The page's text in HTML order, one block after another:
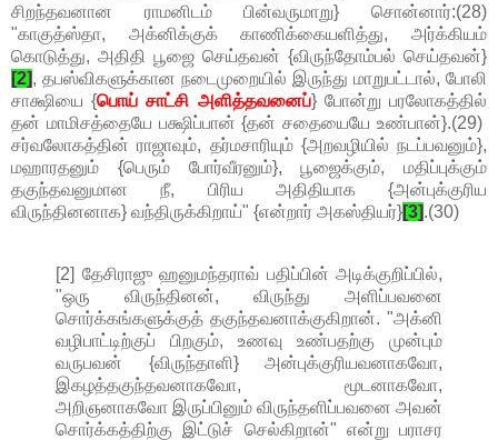
சிறந்தவனான ராமனிடம் பின்வருமாறு} சொன்னார்:(28)
"காகுத்ஸ்தா, அக்னிக்குக் காணிக்கையளித்து, அர்க்கியம்
கொடுத்து, அதிதி பூஜை செய்தவன் {விருந்தோம்பல் செய்தவன்}
[2], தபஸ்விகளுக்கான நடைமுறையில் இருந்து மாறுபட்டால், போலி
சாக்ஷியை {பொய் சாட்சி அளித்தவனைப்} போன்று பரலோகத்தில்
தன் மாமிசத்தையே பக்ஷிப்பான் {தன் சதையையே உண்பான்}.(29)
சர்வலோகத்தின் ராஜாவும், தர்மசாரியும் {அறவழியில் நடப்பவனும்},
மஹாரதனும் {பெரும் போர்வீரனும்}, பூஜைக்கும், மதிப்புக்கும்
தகுந்தவனுமான நீ, பிரிய அதிதியாக {அன்புக்குரிய
விருந்தினனாக} வந்திருக்கிறாய்" {என்றார் அகஸ்தியர்}[3].(30)
[2] தேசிராஜு ஹனுமந்தராவ் பதிப்பின் அடிக்குறிப்பில்,
"ஒரு விருந்தினன், விருந்து அளிப்பவனை
சொர்க்கங்களுக்குத் தகுந்தவனாக்குகிறான். "அக்னி
வழிபாட்டிற்குப் பிறகும், உணவு உண்பதற்கு முன்பும்
வருபவன் {விருந்தாளி} அன்புக்குரியவனாகவோ,
இகழத்தகுந்தவனாகவோ, மூடனாகவோ,
அறிஞனாகவோ இருப்பினும் விருந்தளிப்பவனை அவன்
சொர்க்கத்திற்கு இட்டுச் செல்கிறான்" என்று பராசர